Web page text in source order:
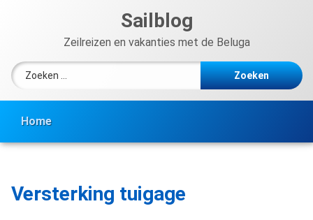
Sailblog
Zeilreizen en vakanties met de Beluga
Zoeken naar:
Home
Versterking tuigage